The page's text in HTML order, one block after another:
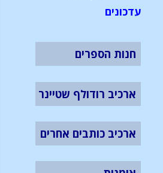
עדכונים
חנות הספרים
ארכיב רודולף שטיינר
ארכיב כותבים אחרים